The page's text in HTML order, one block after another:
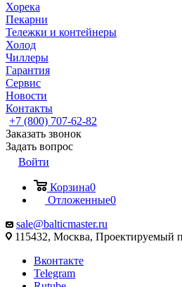
Хорека
Пекарни
Тележки и контейнеры
Холод
Чиллеры
Гарантия
Сервис
Новости
Контакты
+7 (800) 707-62-82
Заказать звонок
Задать вопрос
Войти
Корзина0
Отложенные0
sale@balticmaster.ru
115432, Москва, Проектируемый
Вконтакте
Telegram